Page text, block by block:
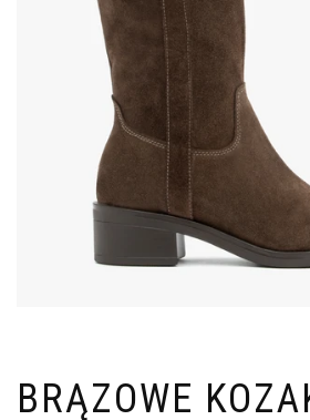
BRĄZOWE